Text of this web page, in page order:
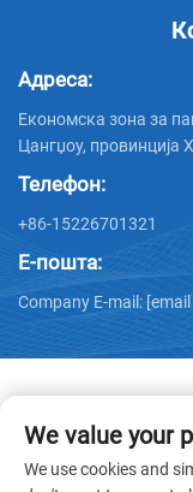
Адреса:
Економска зона за
Цангџоу, провинција
Телефон:
+86-15226701321
Е-пошта:
Company E-mail:
Авторски права ©
We value your
We use cookies and